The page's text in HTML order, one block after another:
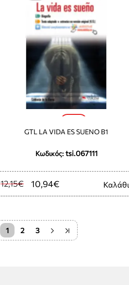
Κωδικός: tsi.067111
GTL LA VIDA ES SUENO B1
10,94€
12,15€ Καλάθι
1 2 3